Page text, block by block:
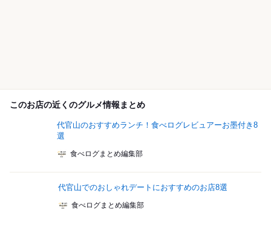
このお店の近くのグルメ情報まとめ
代官山のおすすめランチ！食べログレビュアーお墨付き8
選
食べログまとめ編集部
代官山でのおしゃれデートにおすすめのお店8選
食べログまとめ編集部